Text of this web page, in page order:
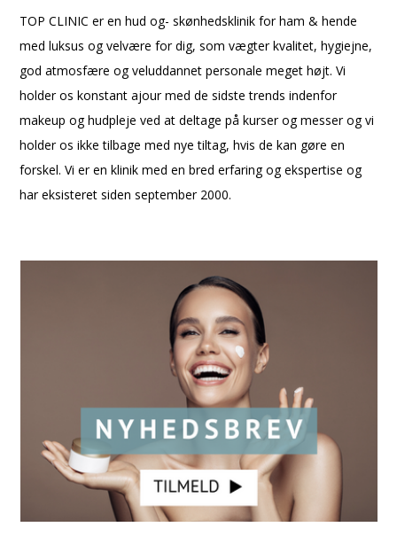
- Udglatter og blødgør huden
- Giver antioxidant beskyttelse
- Gør huden mere fast og strammer den op
- Mindsker hyperpigmentering og acne
- Giver både hurtige og langsigtede resultater.
TOP CLINIC er en hud og- skønhedsklinik for ham & hende
med luksus og velvære for dig, som vægter kvalitet, hygiejne,
god atmosfære og veluddannet personale meget højt. Vi
holder os konstant ajour med de sidste trends indenfor
makeup og hudpleje ved at deltage på kurser og messer og vi
holder os ikke tilbage med nye tiltag, hvis de kan gøre en
forskel. Vi er en klinik med en bred erfaring og ekspertise og
har eksisteret siden september 2000.